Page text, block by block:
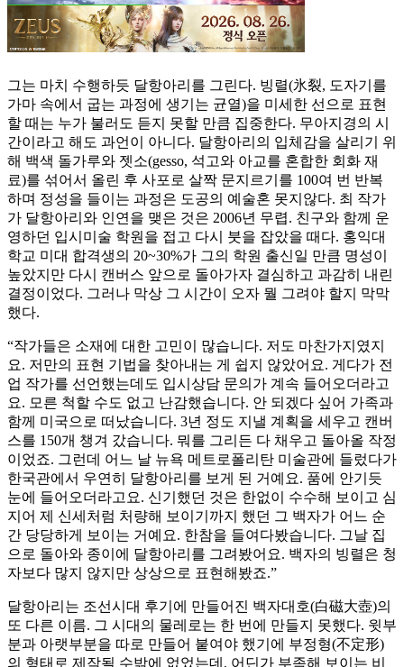
그는 마치 수행하듯 달항아리를 그린다. 빙렬(氷裂, 도자기를
가마 속에서 굽는 과정에 생기는 균열)을 미세한 선으로 표현
할 때는 누가 불러도 듣지 못할 만큼 집중한다. 무아지경의 시
간이라고 해도 과언이 아니다. 달항아리의 입체감을 살리기 위
해 백색 돌가루와 젯소(gesso, 석고와 아교를 혼합한 회화 재
료)를 섞어서 올린 후 사포로 살짝 문지르기를 100여 번 반복
하며 정성을 들이는 과정은 도공의 예술혼 못지않다. 최 작가
가 달항아리와 인연을 맺은 것은 2006년 무렵. 친구와 함께 운
영하던 입시미술 학원을 접고 다시 붓을 잡았을 때다. 홍익대
학교 미대 합격생의 20~30%가 그의 학원 출신일 만큼 명성이
높았지만 다시 캔버스 앞으로 돌아가자 결심하고 과감히 내린
결정이었다. 그러나 막상 그 시간이 오자 뭘 그려야 할지 막막
했다.
“작가들은 소재에 대한 고민이 많습니다. 저도 마찬가지였지
요. 저만의 표현 기법을 찾아내는 게 쉽지 않았어요. 게다가 전
업 작가를 선언했는데도 입시상담 문의가 계속 들어오더라고
요. 모른 척할 수도 없고 난감했습니다. 안 되겠다 싶어 가족과
함께 미국으로 떠났습니다. 3년 정도 지낼 계획을 세우고 캔버
스를 150개 챙겨 갔습니다. 뭐를 그리든 다 채우고 돌아올 작정
이었죠. 그런데 어느 날 뉴욕 메트로폴리탄 미술관에 들렀다가
한국관에서 우연히 달항아리를 보게 된 거예요. 품에 안기듯
눈에 들어오더라고요. 신기했던 것은 한없이 수수해 보이고 심
지어 제 신세처럼 처량해 보이기까지 했던 그 백자가 어느 순
간 당당하게 보이는 거예요. 한참을 들여다봤습니다. 그날 집
으로 돌아와 종이에 달항아리를 그려봤어요. 백자의 빙렬은 청
자보다 많지 않지만 상상으로 표현해봤죠.”
달항아리는 조선시대 후기에 만들어진 백자대호(白磁大壺)의
또 다른 이름. 그 시대의 물레로는 한 번에 만들지 못했다. 윗부
분과 아랫부분을 따로 만들어 붙여야 했기에 부정형(不定形)
의 형태로 제작될 수밖에 없었는데, 어딘가 부족해 보이는 비